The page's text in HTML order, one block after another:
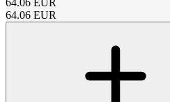
64.06 EUR